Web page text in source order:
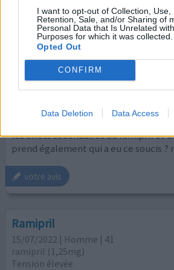
I want to opt-out of Collection, Use,
Retention, Sale, and/or Sharing of
Personal Data that Is Unrelated
Purposes for which it was collected.
Opted Out
CONFIRM
Data Deletion Data Access
Ramipril
13/09/2022 | Homme | 63
ramipril (1,25mg)
Défaillances cardiaques
Efficacité
Depuis une semaine j’ai une
les effets secondaires du ramipril et
prend également qui a eu ce soucis ?
votre avis
Ramipril
15/07/2022 | Homme | 41
ramipril (1,25mg)
Tension élevée